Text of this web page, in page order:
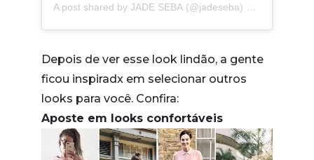
A post shared by JADE SEBA (@jadeseba) on
Depois de ver esse look lindão, a gente
ficou inspiradx em selecionar outros
looks para você. Confira:
Aposte em looks confortáveis